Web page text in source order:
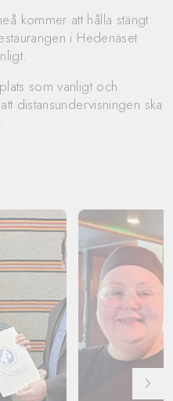
kommer att hålla stängt
i Hedenäset
som vanligt och
distansundervisningen ska